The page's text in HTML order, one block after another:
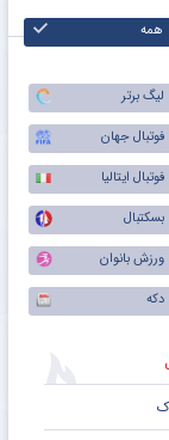
همه
لیگ برتر
فوتبال جهان
فوتبال ایتالیا
بسکتبال
ورزش بانوان
دکه